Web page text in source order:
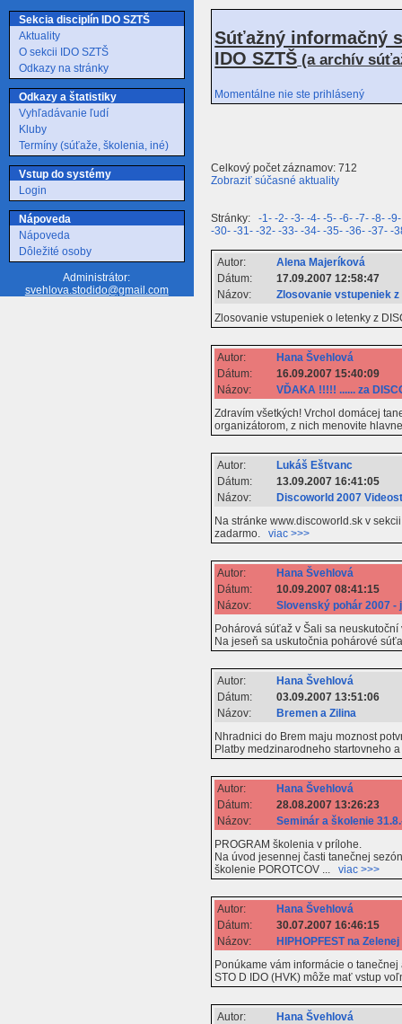
Sekcia disciplín IDO SZTŠ
Aktuality
O sekcii IDO SZTŠ
Odkazy na stránky
Odkazy a štatistiky
Vyhľadávanie ľudí
Kluby
Termíny (súťaže, školenia, iné)
Vstup do systémy
Login
Nápoveda
Nápoveda
Dôležité osoby
Administrátor:
svehlova.stodido@gmail.com
Súťažný informačný
IDO SZTŠ (a archív
Momentálne nie ste prihlásený
Celkový počet záznamov: 712
Zobraziť súčasné aktuality
Stránky:-1- -2- -3- -4- -5- -6- -7- -8- -9-
-30- -31- -32- -33- -34- -35- -36- -37- -
Autor:
Alena Majeríková
Dátum:
17.09.2007 12:58:47
Názov:
Zlosovanie vstupeniek
Zlosovanie vstupeniek o letenky z
Autor:
Hana Švehlová
Dátum:
16.09.2007 15:40:09
Názov:
VĎAKA !!!!! ...... za
Zdravím všetkých! Vrchol domácej
organizátorom, z nich menovite
Autor:
Lukáš Eštvanc
Dátum:
13.09.2007 16:41:05
Názov:
Discoworld 2007
Na stránke www.discoworld.sk v
zadarmo.viac >>>
Autor:
Hana Švehlová
Dátum:
10.09.2007 08:41:15
Názov:
Slovenský pohár 2007 -
Pohárová súťaž v Šali sa
Na jeseň sa uskutočnia pohárové
Autor:
Hana Švehlová
Dátum:
03.09.2007 13:51:06
Názov:
Bremen a Zilina
Nhradnici do Brem maju moznost
Platby medzinarodneho startovneho
Autor:
Hana Švehlová
Dátum:
28.08.2007 13:26:23
Názov:
Seminár a školenie
PROGRAM školenia v prílohe.
Na úvod jesennej časti tanečnej
školenie POROTCOV ...viac >>>
Autor:
Hana Švehlová
Dátum:
30.07.2007 16:46:15
Názov:
HIPHOPFEST na
Ponúkame vám informácie o
STO D IDO (HVK) môže mať vstup
Autor:
Hana Švehlová